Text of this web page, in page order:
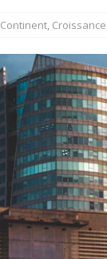
Continent, Croissance